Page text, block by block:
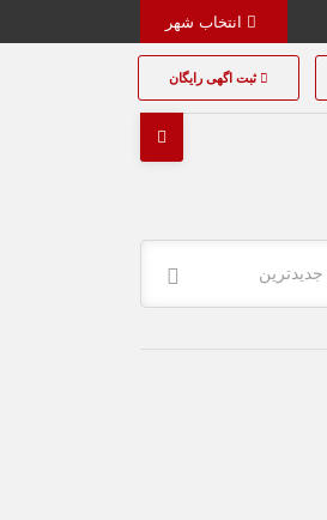
ثبت اگهی رایگان